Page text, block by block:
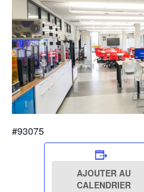
#93075
AJOUTER AU
CALENDRIER